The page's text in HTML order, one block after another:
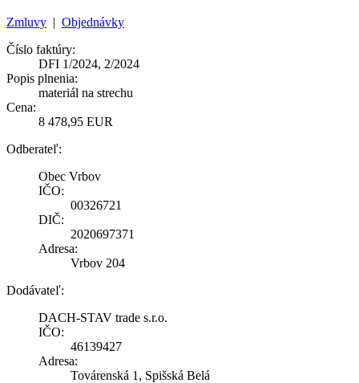
Zmluvy | Objednávky
Číslo faktúry:
DFI 1/2024, 2/2024
Popis plnenia:
materiál na strechu
Cena:
8 478,95 EUR
Odberateľ:
Obec Vrbov
IČO:
00326721
DIČ:
2020697371
Adresa:
Vrbov 204
Dodávateľ:
DACH-STAV trade s.r.o.
IČO:
46139427
Adresa:
Továrenská 1, Spišská Belá